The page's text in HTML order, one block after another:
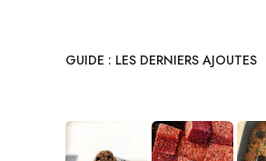
GUIDE : LES DERNIERS AJOUTES